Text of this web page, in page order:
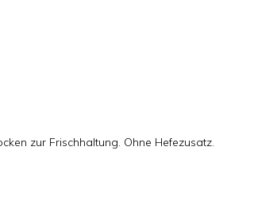
zur Frischhaltung. Ohne Hefezusatz.